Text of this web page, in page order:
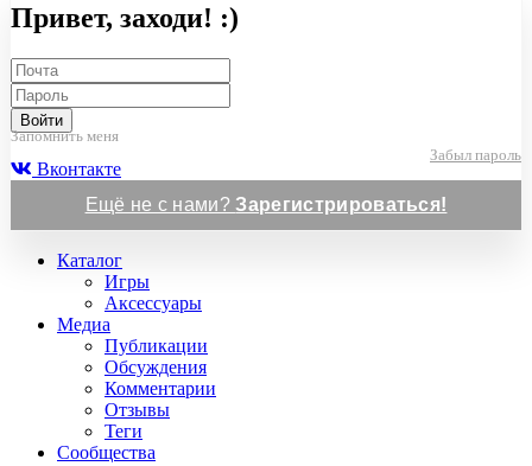
Привет, заходи! :)
Войти
Запомнить меня
Забыл пароль
Вконтакте
Ещё не с нами?Зарегистрироваться!
Каталог
Игры
Аксессуары
Медиа
Публикации
Обсуждения
Комментарии
Отзывы
Теги
Сообщества